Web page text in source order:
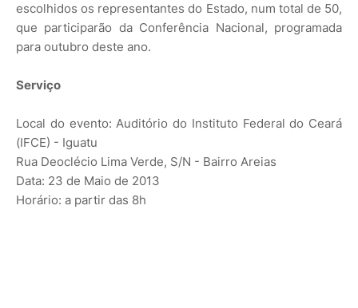
escolhidos os representantes do Estado, num total de 50,
que participarão da Conferência Nacional, programada
para outubro deste ano.
Serviço
Local do evento: Auditório do Instituto Federal do Ceará
(IFCE) - Iguatu
Rua Deoclécio Lima Verde, S/N - Bairro Areias
Data: 23 de Maio de 2013
Horário: a partir das 8h